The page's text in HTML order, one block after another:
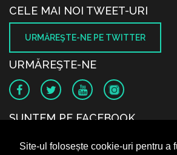
Site-ul folosește cookie-uri pentru a
CELE MAI NOI TWEET-URI
URMĂREŞTE-NE PE TWITTER
URMĂREŞTE-NE
SUNTEM PE FACEBOOK